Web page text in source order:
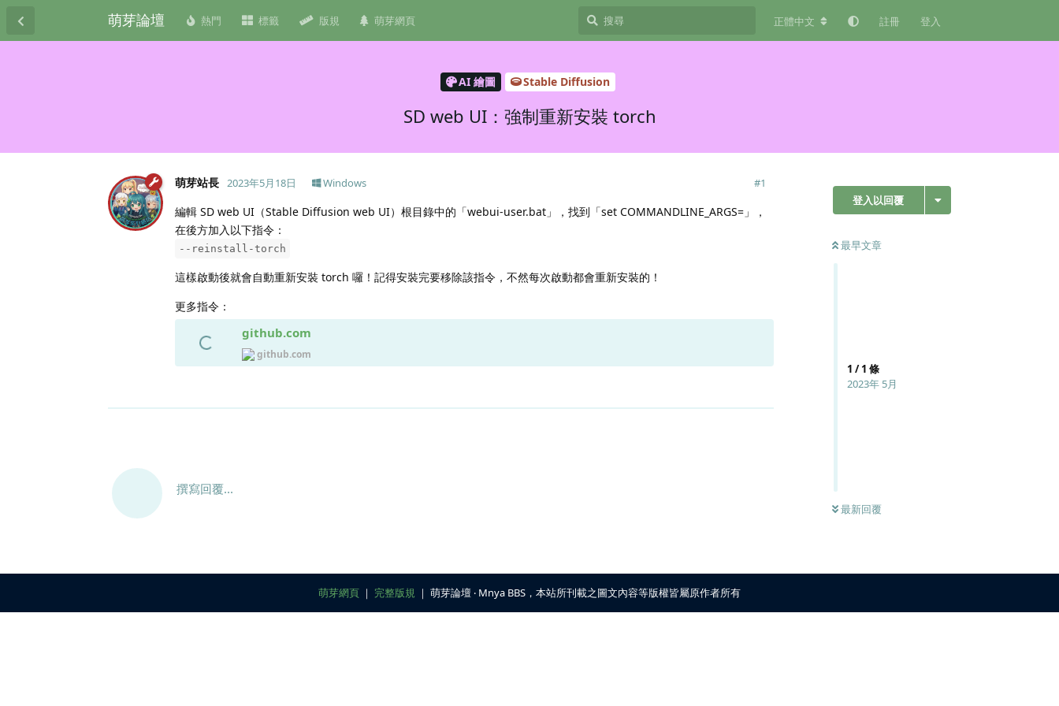
萌芽論壇 熱門 標籤 版規 萌芽網頁 正體中文 註冊 登入
AI 繪圖 Stable Diffusion
SD web UI：強制重新安裝 torch
登入以回覆
最早文章
1 /1 條
2023年 5月
最新回覆
萌芽站長 2023年5月18日 #1
Windows
編輯 SD web UI（Stable Diffusion web UI）根目錄中的「webui-user.bat」，找到「set COMMANDLINE_ARGS=」，
在後方加入以下指令：
--reinstall-torch
這樣啟動後就會自動重新安裝 torch 囉！記得安裝完要移除該指令，不然每次啟動都會重新安裝的！
更多指令：
github.com
github.com
撰寫回覆...
萌芽網頁 ｜ 完整版規 ｜ 萌芽論壇 ‧ Mnya BBS，本站所刊載之圖文內容等版權皆屬原作者所有